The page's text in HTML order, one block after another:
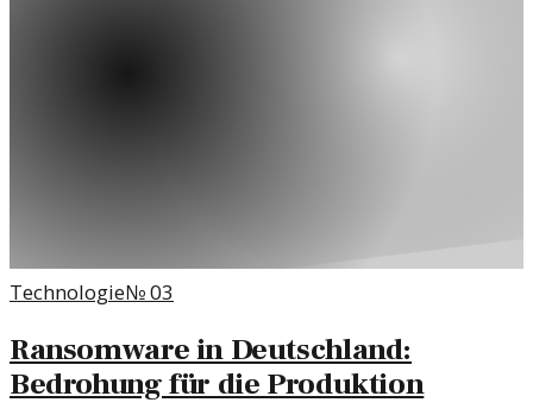
Technologie№03
Ransomware in Deutschland:
Bedrohung für die Produktion